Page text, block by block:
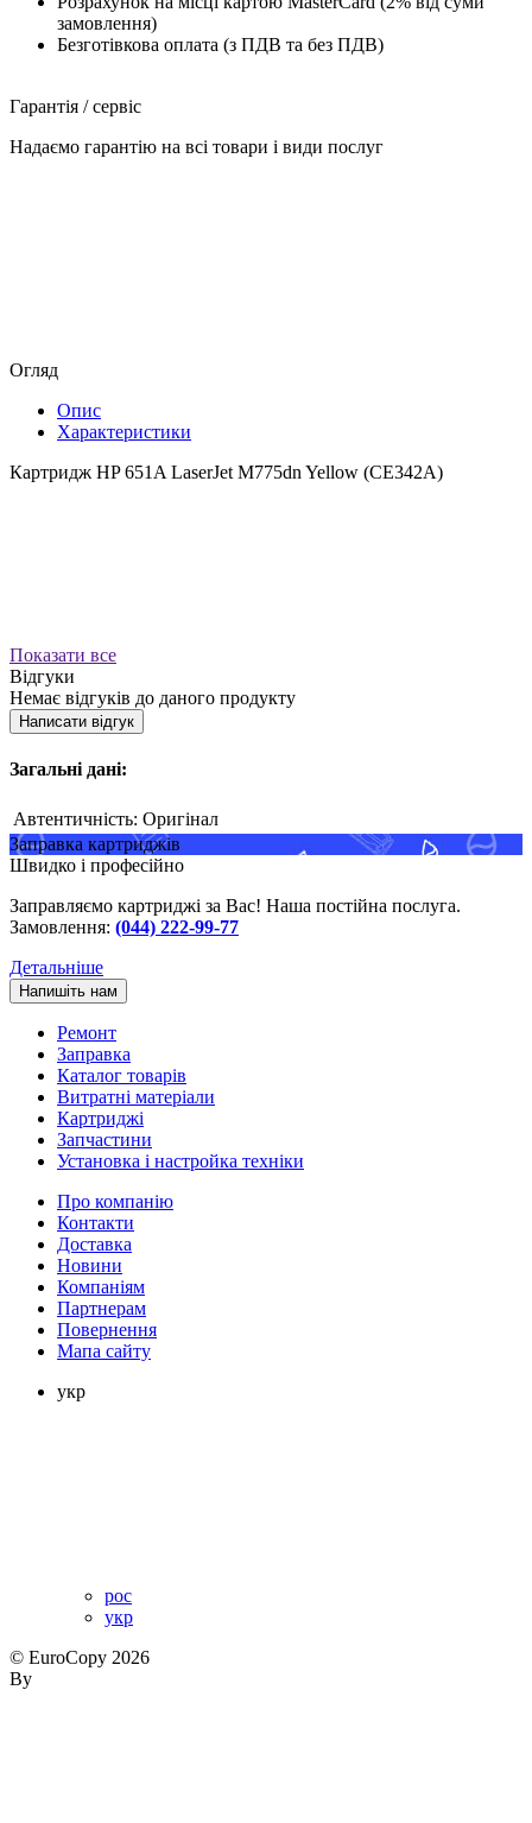
замовлення)
Безготівкова оплата (з ПДВ та без ПДВ)
Гарантія / сервіс
Надаємо гарантію на всі товари і види послуг
Огляд
Опис
Характеристики
Картридж HP 651A LaserJet M775dn Yellow (CE342A)
Показати все
Відгуки
Немає відгуків до даного продукту
Написати відгук
Загальні дані:
Автентичність: Оригінал
Заправка картриджів
Швидко і професійно
Заправляємо картриджі за Вас! Наша постійна послуга.
Замовлення: (044) 222-99-77
Детальніше
Напишіть нам
Ремонт
Заправка
Каталог товарів
Витратні матеріали
Картриджі
Запчастини
Установка і настройка техніки
Про компанію
Контакти
Доставка
Новини
Компаніям
Партнерам
Повернення
Мапа сайту
укр
рос
укр
© EuroCopy 2026
By